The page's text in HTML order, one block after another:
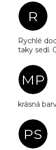
R
Rychlé
taky sedí.
MP
krásná
PS